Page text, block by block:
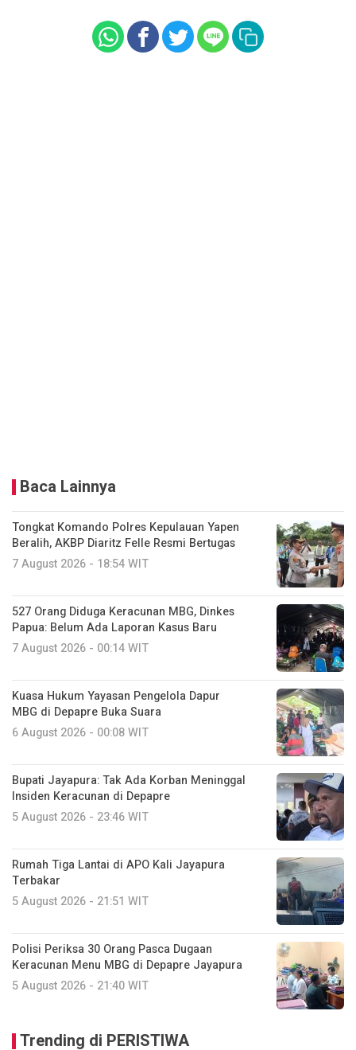
Baca Lainnya
Tongkat Komando Polres Kepulauan Yapen
Beralih, AKBP Diaritz Felle Resmi Bertugas
7 August 2026 - 18:54 WIT
527 Orang Diduga Keracunan MBG, Dinkes
Papua: Belum Ada Laporan Kasus Baru
7 August 2026 - 00:14 WIT
Kuasa Hukum Yayasan Pengelola Dapur
MBG di Depapre Buka Suara
6 August 2026 - 00:08 WIT
Bupati Jayapura: Tak Ada Korban Meninggal
Insiden Keracunan di Depapre
5 August 2026 - 23:46 WIT
Rumah Tiga Lantai di APO Kali Jayapura
Terbakar
5 August 2026 - 21:51 WIT
Polisi Periksa 30 Orang Pasca Dugaan
Keracunan Menu MBG di Depapre Jayapura
5 August 2026 - 21:40 WIT
Trending di PERISTIWA